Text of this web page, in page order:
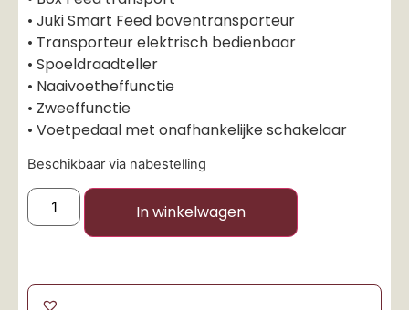
• Juki Smart Feed boventransporteur
• Transporteur elektrisch bedienbaar
• Spoeldraadteller
• Naaivoetheffunctie
• Zweeffunctie
• Voetpedaal met onafhankelijke schakelaar
Beschikbaar via nabestelling
In winkelwagen